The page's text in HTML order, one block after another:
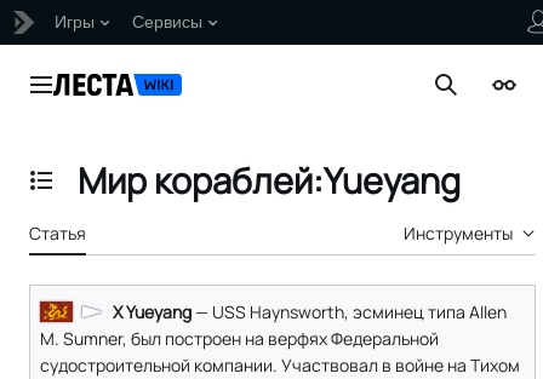
Игры Сервисы
Главное меню Поиск
Отобразить/Скрыть содержание
Мир кораблей:Yueyang
Статья Инструменты
X Yueyang— USS Haynsworth, эсминец типа Allen
M. Sumner, был построен на верфях Федеральной
судостроительной компании. Участвовал в войне на Тихом